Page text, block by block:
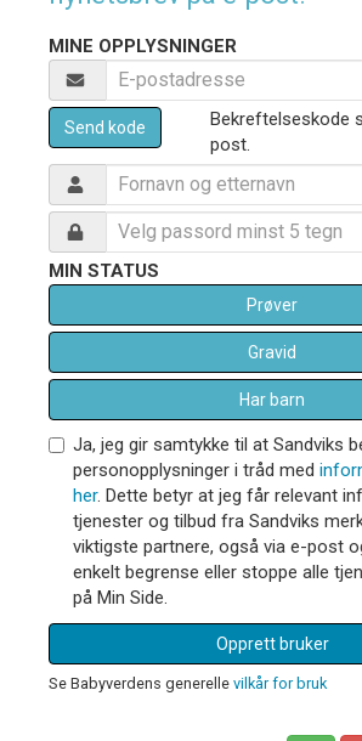
MINE OPPLYSNINGER
Send kode
Bekreftelseskode
post.
MIN STATUS
Prøver
Gravid
Har barn
Ja, jeg gir samtykke til at Sandviks
personopplysninger i tråd med
her. Dette betyr at jeg får relevant
tjenester og tilbud fra Sandviks
viktigste partnere, også via e-post
enkelt begrense eller stoppe alle
på Min Side.
Opprett bruker
Se Babyverdens generelle vilkår for bruk